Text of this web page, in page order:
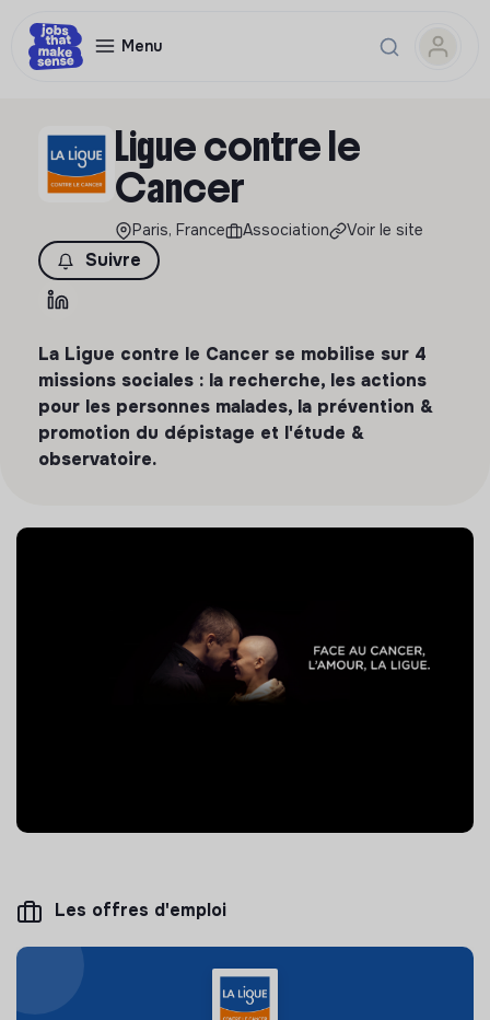
Menu
Ligue contre le
Cancer
Paris, France Association Voir le site
Suivre
La Ligue contre le Cancer se mobilise sur 4
missions sociales : la recherche, les actions
pour les personnes malades, la prévention &
promotion du dépistage et l'étude &
observatoire.
Les offres d'emploi